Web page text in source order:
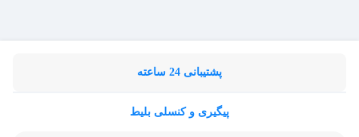
پشتیبانی 24 ساعته
پیگیری و کنسلی بلیط